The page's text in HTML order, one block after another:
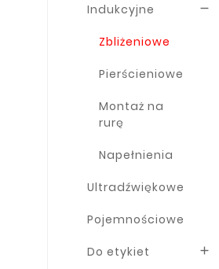
Indukcyjne 
Zbliżeniowe
Pierścieniowe
Montaż na
rurę
Napełnienia
Ultradźwiękowe
Pojemnościowe
Do etykiet 